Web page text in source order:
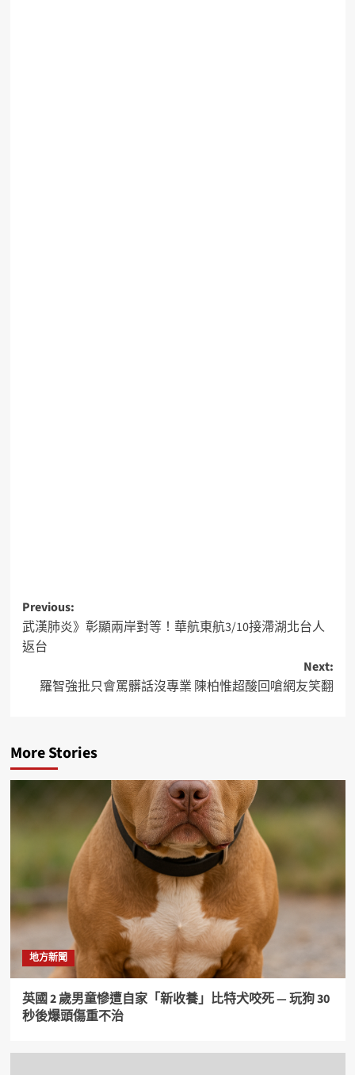
Previous:
武漢肺炎》彰顯兩岸對等！華航東航3/10接滯湖北台人
返台
Next:
羅智強批只會罵髒話沒專業 陳柏惟超酸回嗆網友笑翻
More Stories
地方新聞
英國 2 歲男童慘遭自家「新收養」比特犬咬死 — 玩狗 30
秒後爆頭傷重不治